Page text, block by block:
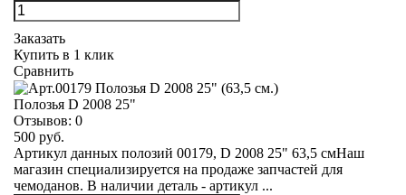
Заказать
Купить в 1 клик
Сравнить
Полозья D 2008 25"
Отзывов: 0
500 руб.
Артикул данных полозий 00179, D 2008 25" 63,5 смНаш
магазин специализируется на продаже запчастей для
чемоданов. В наличии деталь - артикул ...